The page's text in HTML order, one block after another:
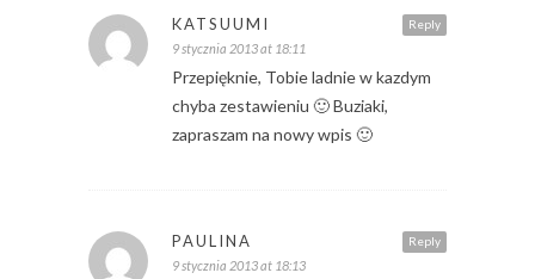
Reply
KATSUUMI
9 stycznia 2013 at 18:11
Przepięknie, Tobie ladnie w kazdym
chyba zestawieniu 🙂 Buziaki,
zapraszam na nowy wpis 🙂
Reply
PAULINA
9 stycznia 2013 at 18:13